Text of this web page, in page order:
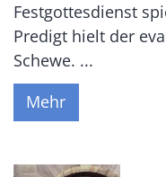
Festgottesdienst
Predigt hielt der
Schewe. ...
Mehr